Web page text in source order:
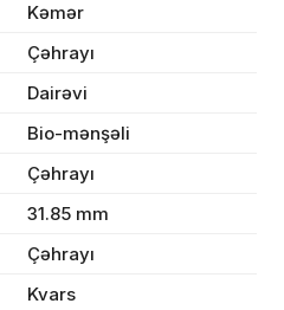
Kəmər
Çəhrayı
Dairəvi
Bio-mənşəli
Çəhrayı
31.85 mm
Çəhrayı
Kvars